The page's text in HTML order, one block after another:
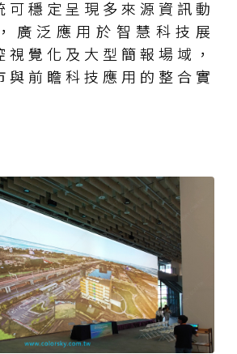
可穩定呈現多來源資訊動
廣泛應用於智慧科技展
視覺化及大型簡報場域，
與前瞻科技應用的整合實